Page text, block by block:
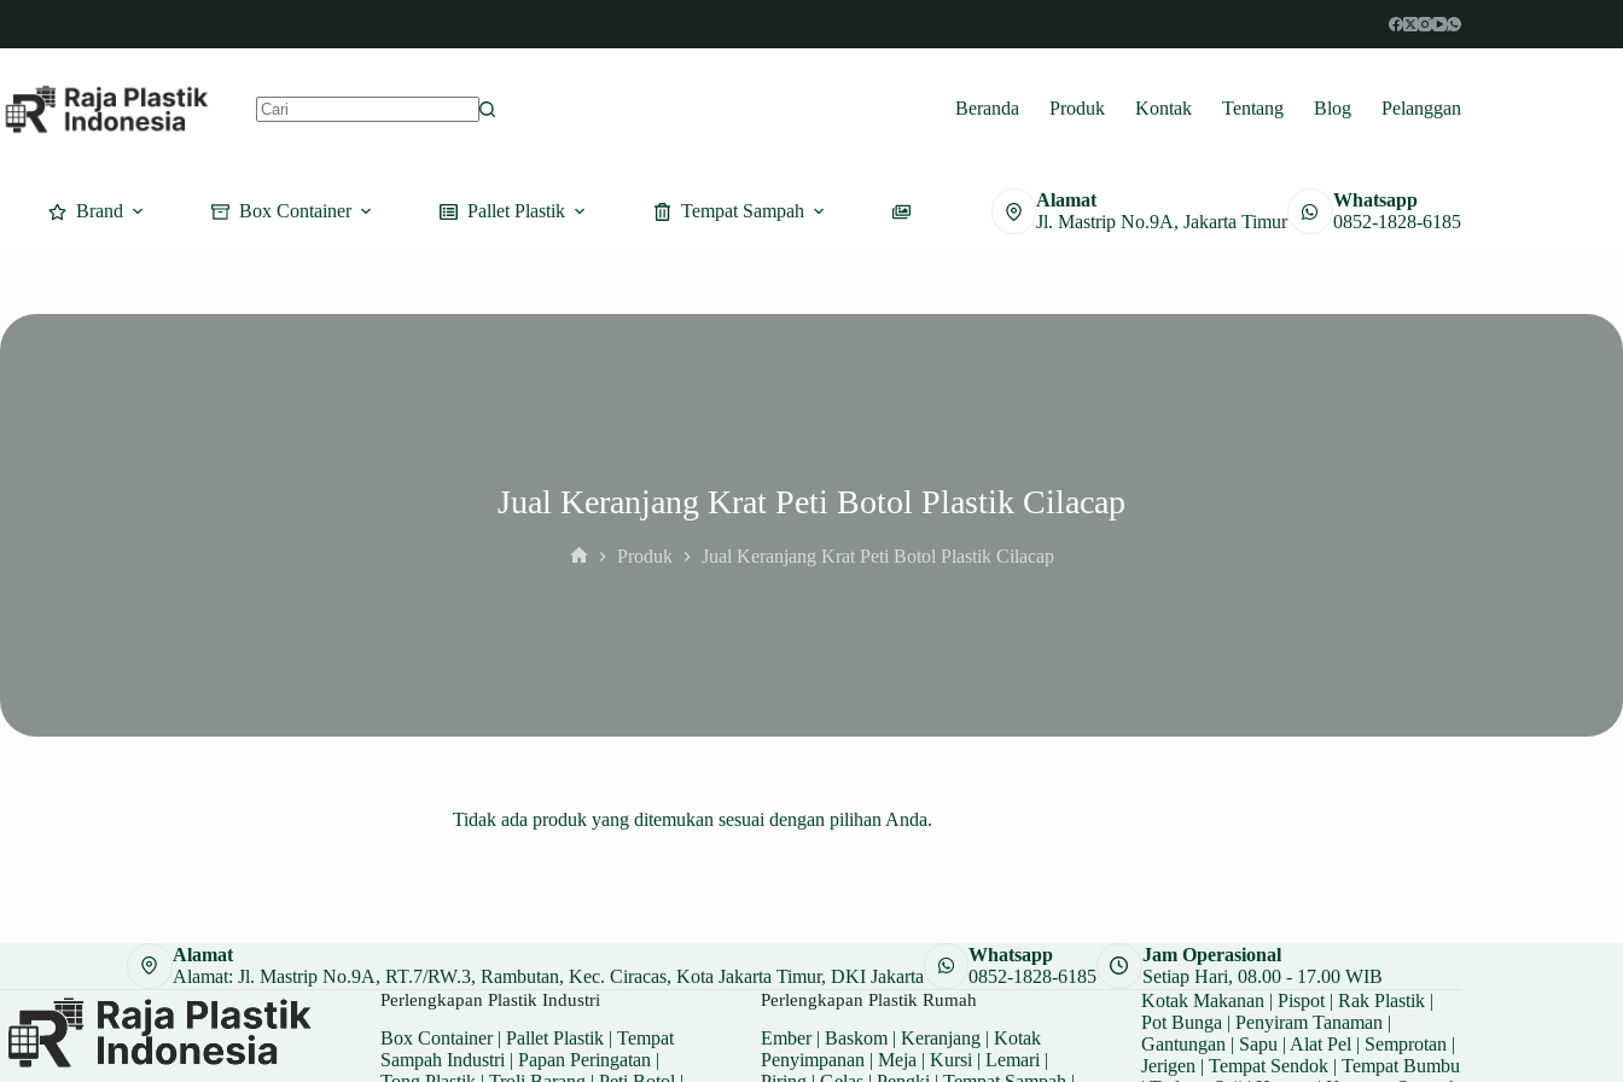
content
Beranda Produk Kontak Tentang Blog Pelanggan
Brand Box Container Pallet Plastik Tempat Sampah
Alamat
Jl. Mastrip No.9A, Jakarta Timur
Whatsapp
0852-1828-6185
Jual Keranjang Krat Peti Botol Plastik Cilacap
Produk Jual Keranjang Krat Peti Botol Plastik Cilacap
Tidak ada produk yang ditemukan sesuai dengan pilihan Anda.
Alamat
Alamat: Jl. Mastrip No.9A, RT.7/RW.3, Rambutan, Kec. Ciracas, Kota Jakarta Timur, DKI Jakarta
Whatsapp
0852-1828-6185
Jam Operasional
Setiap Hari, 08.00 - 17.00 WIB
Perlengkapan Plastik Industri
Box Container| Pallet Plastik| Tempat
Sampah Industri | Papan Peringatan |
Perlengkapan Plastik Rumah
Ember| Baskom| Keranjang| Kotak
Penyimpanan | Meja | Kursi | Lemari |
Kotak Makanan | Pispot| Rak Plastik|
Pot Bunga | Penyiram Tanaman |
Gantungan | Sapu | Alat Pel | Semprotan |
Jerigen | Tempat Sendok| Tempat Bumbu